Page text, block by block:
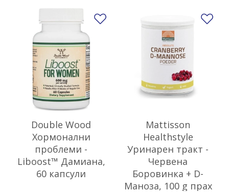
Double Wood
Хормонални
проблеми -
Liboost™ Дамиана,
60 капсули
Mattisson
Healthstyle
Уринарен тракт -
Червена
Боровинка + D-
Маноза, 100 g прах